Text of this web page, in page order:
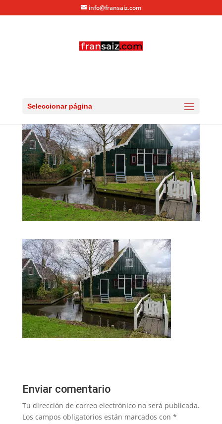
info@fransaiz.com
Seleccionar página
Enviar comentario
Tu dirección de correo electrónico no será publicada.
Los campos obligatorios están marcados con *